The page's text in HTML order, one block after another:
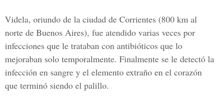
Videla, oriundo de la ciudad de Corrientes (800 km al
norte de Buenos Aires), fue atendido varias veces por
infecciones que le trataban con antibióticos que lo
mejoraban solo temporalmente. Finalmente se le detectó la
infección en sangre y el elemento extraño en el corazón
que terminó siendo el palillo.